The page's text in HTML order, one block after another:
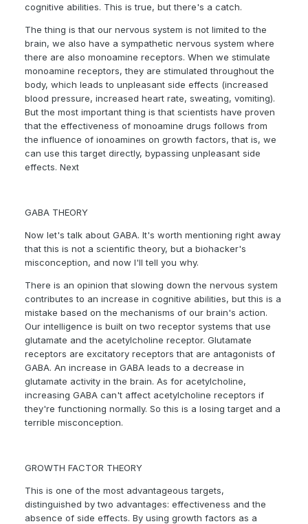
cognitive abilities. This is true, but there's a catch.
The thing is that our nervous system is not limited to the
brain, we also have a sympathetic nervous system where
there are also monoamine receptors. When we stimulate
monoamine receptors, they are stimulated throughout the
body, which leads to unpleasant side effects (increased
blood pressure, increased heart rate, sweating, vomiting).
But the most important thing is that scientists have proven
that the effectiveness of monoamine drugs follows from
the influence of ionoamines on growth factors, that is, we
can use this target directly, bypassing unpleasant side
effects. Next
GAВА THEORY
Now let's talk about GABA. It's worth mentioning right away
that this is not a scientific theory, but a biohacker's
misconception, and now I'll tell you why.
There is an opinion that slowing down the nervous system
contributes to an increase in cognitive abilities, but this is a
mistake based on the mechanisms of our brain's action.
Our intelligence is built on two receptor systems that use
glutamate and the acetylcholine receptor. Glutamate
receptors are excitatory receptors that are antagonists of
GABA. An increase in GABA leads to a decrease in
glutamate activity in the brain. As for acetylcholine,
increasing GABA can't affect acetylcholine receptors if
they're functioning normally. So this is a losing target and a
terrible misconception.
GROWTH FACTOR THEORY
This is one of the most advantageous targets,
distinguished by two advantages: effectiveness and the
absence of side effects. By using growth factors as a